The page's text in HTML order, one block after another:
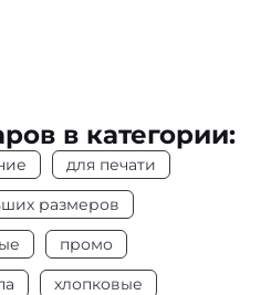
100% х/бв категории:
для печати
размеров
промо
хлопковые